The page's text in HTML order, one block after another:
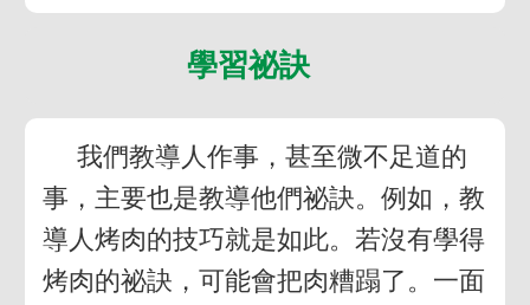
學習祕訣
我們教導人作事，甚至微不足道的
事，主要也是教導他們祕訣。例如，教
導人烤肉的技巧就是如此。若沒有學得
烤肉的祕訣，可能會把肉糟蹋了。一面